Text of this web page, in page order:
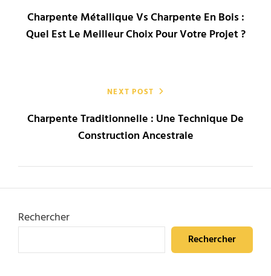
l’article
Charpente Métallique Vs Charpente En Bois :
Quel Est Le Meilleur Choix Pour Votre Projet ?
NEXT POST
Charpente Traditionnelle : Une Technique De
Construction Ancestrale
Rechercher
Rechercher